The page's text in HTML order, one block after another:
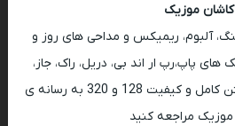
کاشان موزیک
آلبوم، ریمیکس و مداحی های روز و
پاپ،رپ ار اند بی، دریل، راک، جاز،
هیپ هاپ و اپرا همراه با متن کامل و کیفیت 128 و 320 به رسانه ی
مراجعه کنید